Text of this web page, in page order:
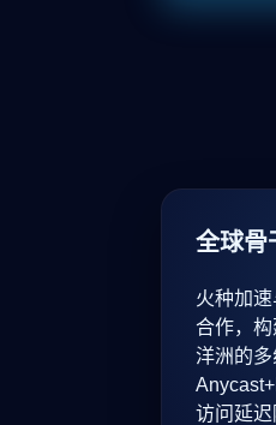
全球骨
火种加
合作，
洋洲的
访问延迟